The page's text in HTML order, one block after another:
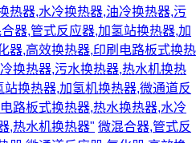
热器,水冷换热器,油冷换热器,污
器,管式反应器,加氢站换热器,加
器,高效换热器,印刷电路板式换热
换热器,污水换热器,热水机换热
换热器,加氢机换热器,微通道反
路板式换热器,热水换热器,水冷
,热水机换热器" 微混合器,管式反